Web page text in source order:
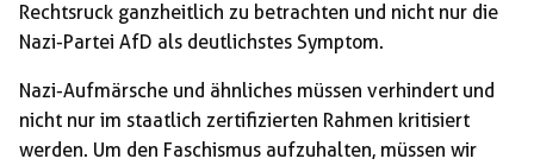
Rechtsruck ganzheitlich zu betrachten und nicht nur die
Nazi-Partei AfD als deutlichstes Symptom.
Nazi-Aufmärsche und ähnliches müssen verhindert und
nicht nur im staatlich zertifizierten Rahmen kritisiert
werden. Um den Faschismus aufzuhalten, müssen wir